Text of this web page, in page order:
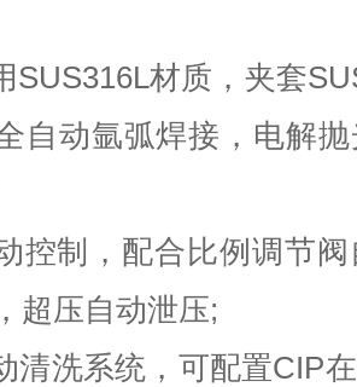
SUS316L材质，夹套
自动氩弧焊接，电解
控制，配合比例调节
超压自动泄压;
清洗系统，可配置CIP